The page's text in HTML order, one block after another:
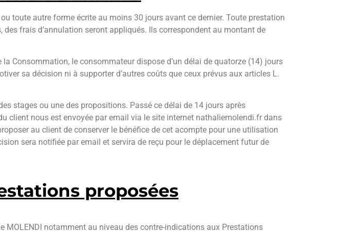
toute autre forme écrite au moins 30 jours avant ce dernier. Toute prestation
frais d’annulation seront appliqués. Ils correspondent au montant de
Consommation, le consommateur dispose d’un délai de quatorze (14) jours
sa décision ni à supporter d’autres coûts que ceux prévus aux articles L.
stages ou une des propositions. Passé ce délai de 14 jours après
client nous est envoyée par email via le site internet nathaliemolendi.fr dans
au client de conserver le bénéfice de cet acompte pour une utilisation
sera notifiée par email et servira de reçu pour le déplacement futur de
proposées
notamment au niveau des contre-indications aux Prestations